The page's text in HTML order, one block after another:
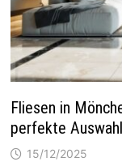
Fliesen in
perfekte
15/12/2025